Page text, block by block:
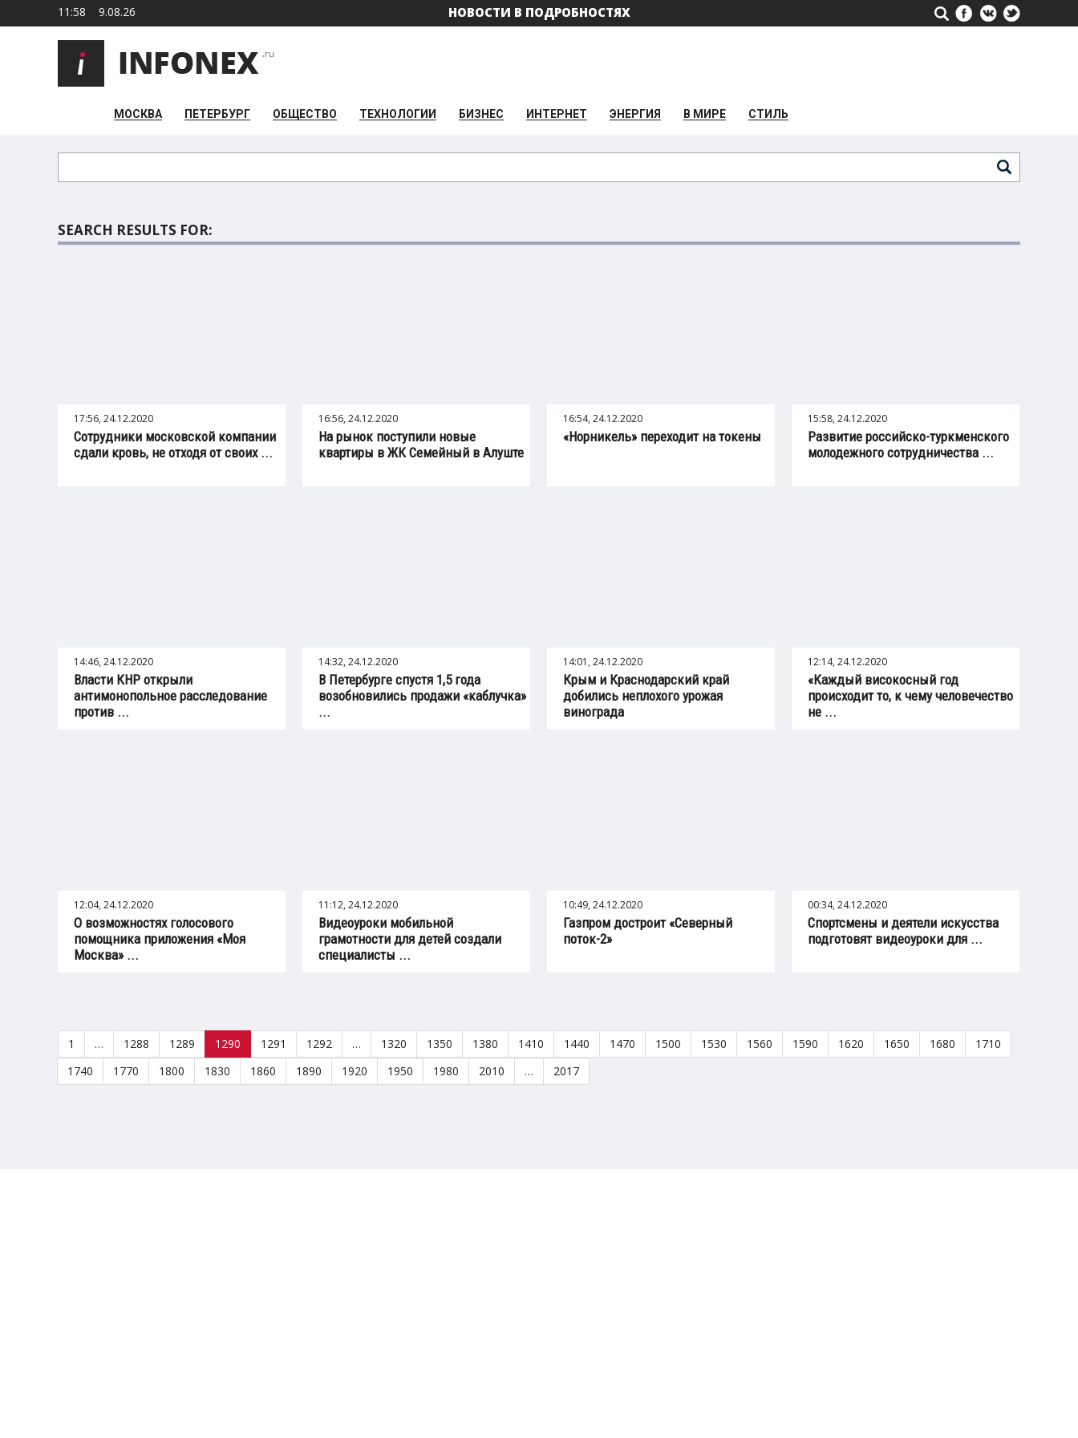
11:58 9.08.26 НОВОСТИ В ПОДРОБНОСТЯХ
МОСКВА ПЕТЕРБУРГ ОБЩЕСТВО ТЕХНОЛОГИИ БИЗНЕС ИНТЕРНЕТ ЭНЕРГИЯ В МИРЕ СТИЛЬ
SEARCH RESULTS FOR:
17:56, 24.12.2020
Сотрудники московской компании
сдали кровь, не отходя от своих ...
16:56, 24.12.2020
На рынок поступили новые
квартиры в ЖК Семейный в Алуште
16:54, 24.12.2020
«Норникель» переходит на токены
15:58, 24.12.2020
Развитие российско-туркменского
молодежного сотрудничества ...
14:46, 24.12.2020
Власти КНР открыли
антимонопольное расследование
против ...
14:32, 24.12.2020
В Петербурге спустя 1,5 года
возобновились продажи «каблучка»
...
14:01, 24.12.2020
Крым и Краснодарский край
добились неплохого урожая
винограда
12:14, 24.12.2020
«Каждый високосный год
происходит то, к чему человечество
не ...
12:04, 24.12.2020
О возможностях голосового
помощника приложения «Моя
Москва» ...
11:12, 24.12.2020
Видеоуроки мобильной
грамотности для детей создали
специалисты ...
10:49, 24.12.2020
Газпром достроит «Северный
поток-2»
00:34, 24.12.2020
Спортсмены и деятели искусства
подготовят видеоуроки для ...
1 … 1288 1289 1290 1291 1292 … 1320 1350 1380 1410 1440 1470 1500 1530 1560 1590 1620 1650 1680
1710
1740
1770 1800 1830 1860 1890 1920 1950 1980 2010 … 2017